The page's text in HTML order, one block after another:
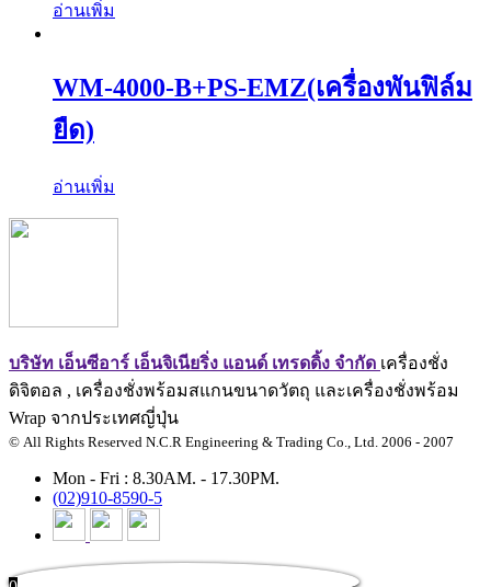
อ่านเพิ่ม
WM-4000-B+PS-EMZ(เครื่องพันฟิล์ม
ยืด)
อ่านเพิ่ม
บริษัท เอ็นซีอาร์ เอ็นจิเนียริ่ง แอนด์ เทรดดิ้ง จำกัด เครื่องชั่ง
ดิจิตอล , เครื่องชั่งพร้อมสแกนขนาดวัตถุ และเครื่องชั่งพร้อม
Wrap จากประเทศญี่ปุ่น
© All Rights Reserved N.C.R Engineering & Trading Co., Ltd. 2006 - 2007
Mon - Fri : 8.30AM. - 17.30PM.
(02)910-8590-5